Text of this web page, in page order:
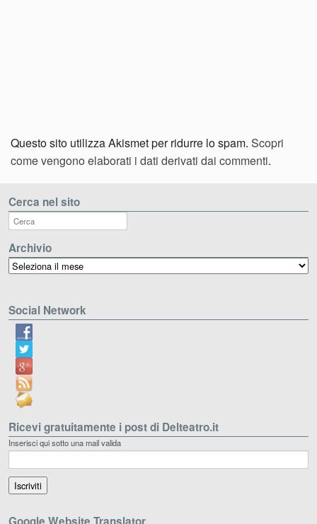
Questo sito utilizza Akismet per ridurre lo spam. Scopri
come vengono elaborati i dati derivati dai commenti.
Cerca nel sito
Archivio
Archivio
Social Network
Ricevi gratuitamente i post di Delteatro.it
Inserisci qui sotto una mail valida